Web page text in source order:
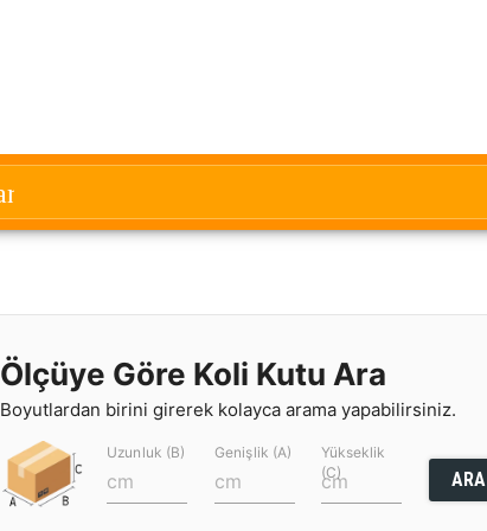
Ölçüye Göre Koli Kutu Ara
Boyutlardan birini girerek kolayca arama yapabilirsiniz.
Uzunluk (B) Genişlik (A)
Yükseklik
(C)
ARA